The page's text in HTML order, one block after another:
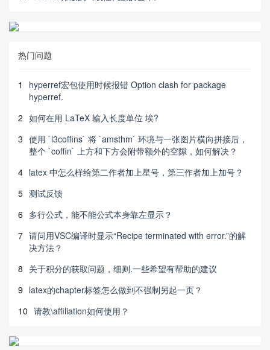
热门问题
1
hyperref宏包使用时候报错 Option clash for package
hyperref.
2 如何在用 LaTeX 输入长度单位 埃?
3 使用 `l3coffins` 将 `amsthm` 环境与一张图片横向拼接后，
整个 `coffin` 上方和下方会附带额外的空隙，如何解决？
4 latex 中怎么样给第二作者加上星号，第三作者加上加号？
5 测试反馈
6 多行公式，能不能公式本身靠左显示？
7 请问用VSC编译时显示“Recipe terminated with error.”的解
决方法？
8 关于积分的获取问题，细则.一些希望有帮助的建议
9 latex的chapter标签怎么做到不强制另起一页？
10 请教\affiliation如何使用？